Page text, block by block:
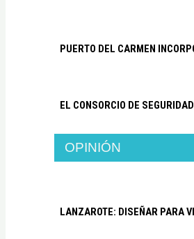
PUERTO DEL CARMEN
EL CONSORCIO DE
OPINIÓN
LANZAROTE: DISEÑAR PARA